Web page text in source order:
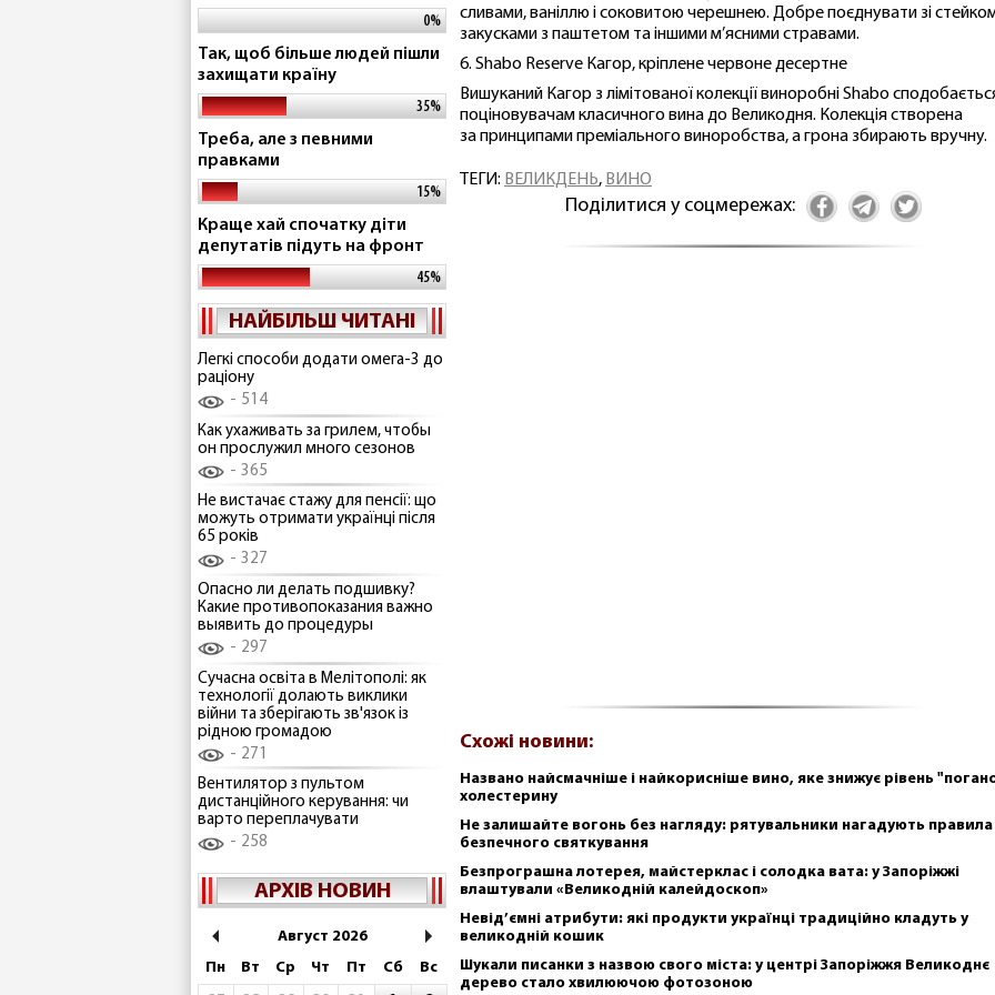
0%
Так, щоб більше людей пішли
захищати країну
35%
Треба, але з певними
правками
15%
Краще хай спочатку діти
депутатів підуть на фронт
45%
НАЙБІЛЬШ ЧИТАНІ
Легкі способи додати омега-3 до
раціону
514
Как ухаживать за грилем, чтобы
он прослужил много сезонов
365
Не вистачає стажу для пенсії: що
можуть отримати українці після
65 років
327
Опасно ли делать подшивку?
Какие противопоказания важно
выявить до процедуры
297
Сучасна освіта в Мелітополі: як
технології долають виклики
війни та зберігають зв'язок із
рідною громадою
271
Вентилятор з пультом
дистанційного керування: чи
варто переплачувати
258
АРХІВ НОВИН
Август 2026
Пн
Вт Ср Чт Пт Сб
Вс
сливами, ваніллю і соковитою черешнею. Добре поєднувати зі
закусками з паштетом та іншими м’ясними стравами.
6. Shabo Reserve Кагор, кріплене червоне десертне
Вишуканий Кагор з лімітованої колекції виноробні Shabo
поціновувачам класичного вина до Великодня. Колекція створена
за принципами преміального виноробства, а грона збирають вручну.
ТЕГИ: ВЕЛИКДЕНЬ, ВИНО
Поділитися у соцмережах:
Схожі новини:
Названо найсмачніше і найкорисніше вино, яке знижує рівень
холестерину
Не залишайте вогонь без нагляду: рятувальники нагадують правила
безпечного святкування
Безпрограшна лотерея, майстерклас і солодка вата: у Запоріжжі
влаштували «Великодній калейдоскоп»
Невід’ємні атрибути: які продукти українці традиційно кладуть у
великодній кошик
Шукали писанки з назвою свого міста: у центрі Запоріжжя Великоднє
дерево стало хвилюючою фотозоною